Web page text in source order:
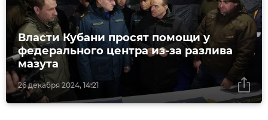
26 декабря 2024, 14:21
Власти Кубани просят помощи у
федерального центра из-за разлива
мазута